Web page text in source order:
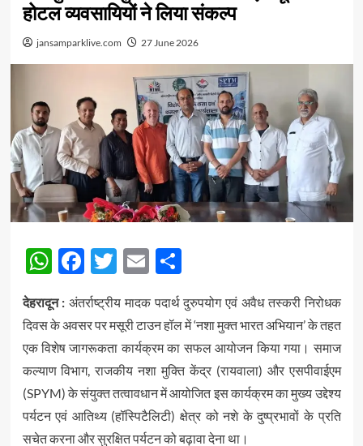
होटल व्यवसायियों ने लिया संकल्प
jansamparklive.com 27 June 2026
WhatsApp
Facebook
Twitter
EmailShare
देहरादून :अंतर्राष्ट्रीय मादक पदार्थ दुरुपयोग एवं अवैध तस्करी निरोधक
दिवस के अवसर पर मसूरी टाउन हॉल में ‘नशा मुक्त भारत अभियान’ के तहत
एक विशेष जागरूकता कार्यक्रम का सफल आयोजन किया गया। समाज
कल्याण विभाग, राजकीय नशा मुक्ति केंद्र (रायवाला) और एसपीवाईएम
(SPYM) के संयुक्त तत्वावधान में आयोजित इस कार्यक्रम का मुख्य उद्देश्य
पर्यटन एवं आतिथ्य (हॉस्पिटैलिटी) क्षेत्र को नशे के दुष्प्रभावों के प्रति
सचेत करना और सुरक्षित पर्यटन को बढ़ावा देना था।